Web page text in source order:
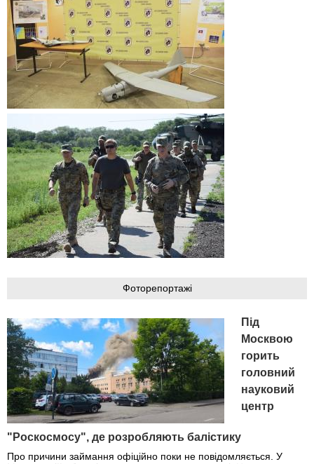
Фоторепортажі
Під
Москвою
горить
головний
науковий
центр
"Роскосмосу", де розробляють балістику
Про причини займання офіційно поки не повідомляється. У